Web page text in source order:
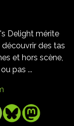
Delight mérite
des tas
et hors scène,
pas ...